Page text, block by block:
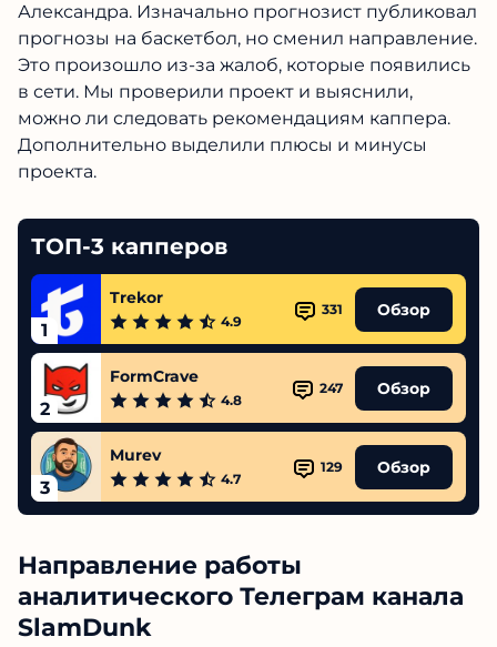
Александра. Изначально прогнозист публиковал
прогнозы на баскетбол, но сменил направление.
Это произошло из-за жалоб, которые появились
в сети. Мы проверили проект и выяснили,
можно ли следовать рекомендациям каппера.
Дополнительно выделили плюсы и минусы
проекта.
ТОП-3 капперов
1
Trekor
4.9
331 Обзор
2
FormCrave
4.8
247 Обзор
3
Murev
4.7
129 Обзор
Направление работы
аналитического Телеграм канала
SlamDunk